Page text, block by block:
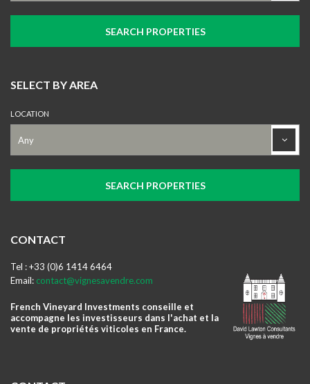
SELECT BY AREA
LOCATION
CONTACT
Tel : +33 (0)6 1414 6464
Email: contact@vignesavendre.com
French Vineyard Investments conseille et
accompagne les investisseurs dans l'achat et la
vente de propriétés viticoles en France.